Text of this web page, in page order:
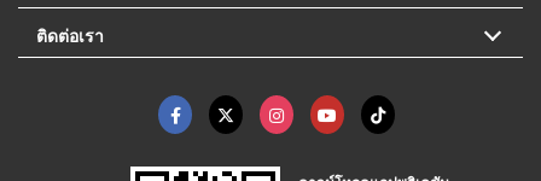
ติดต่อเรา